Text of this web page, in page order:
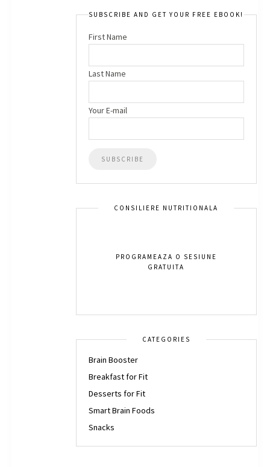
SUBSCRIBE AND GET YOUR FREE EBOOK!
First Name
Last Name
Your E-mail
CONSILIERE NUTRITIONALA
PROGRAMEAZA O SESIUNE
GRATUITA
CATEGORIES
Brain Booster
Breakfast for Fit
Desserts for Fit
Smart Brain Foods
Snacks